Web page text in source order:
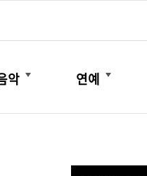
악
보기
연예
더보기